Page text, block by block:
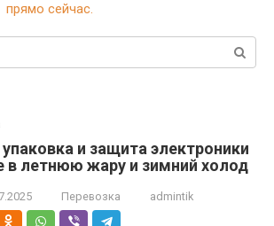
прямо сейчас.
и защита электроники
в летнюю жару и зимний холод
Перевозка admintik